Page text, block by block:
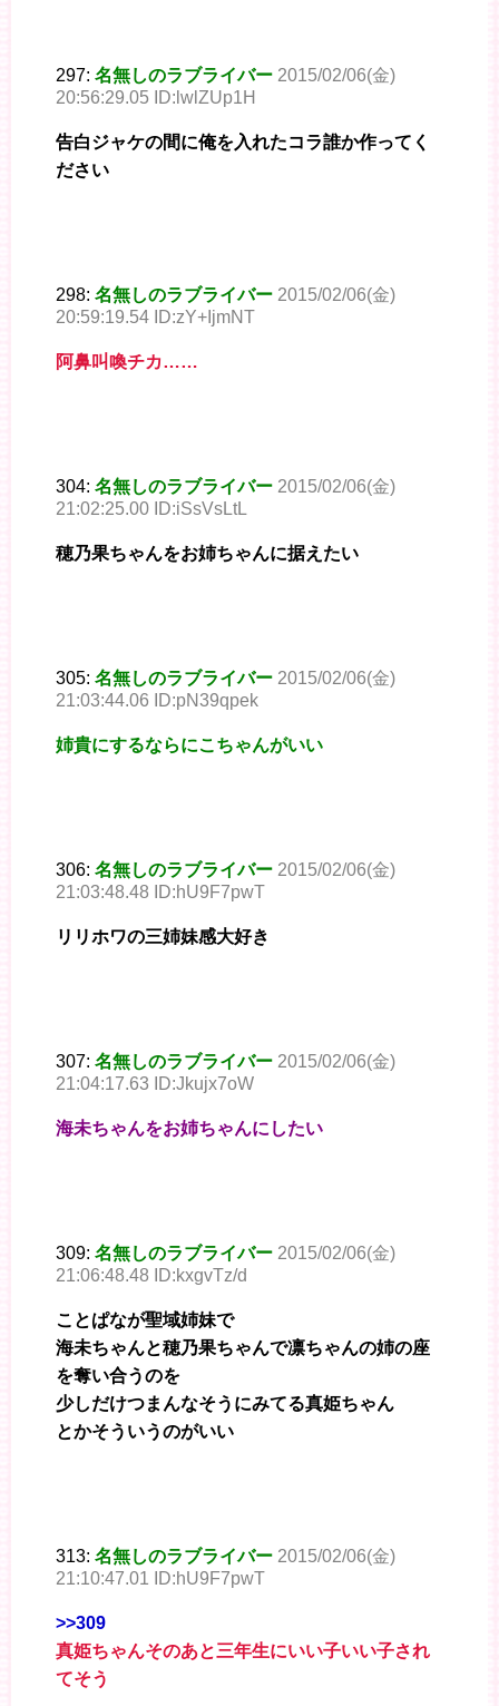
297: 名無しのラブライバー 2015/02/06(金)
20:56:29.05 ID:lwlZUp1H
告白ジャケの間に俺を入れたコラ誰か作ってく
ださい
298: 名無しのラブライバー 2015/02/06(金)
20:59:19.54 ID:zY+IjmNT
阿鼻叫喚チカ……
304: 名無しのラブライバー 2015/02/06(金)
21:02:25.00 ID:iSsVsLtL
穂乃果ちゃんをお姉ちゃんに据えたい
305: 名無しのラブライバー 2015/02/06(金)
21:03:44.06 ID:pN39qpek
姉貴にするならにこちゃんがいい
306: 名無しのラブライバー 2015/02/06(金)
21:03:48.48 ID:hU9F7pwT
リリホワの三姉妹感大好き
307: 名無しのラブライバー 2015/02/06(金)
21:04:17.63 ID:Jkujx7oW
海未ちゃんをお姉ちゃんにしたい
309: 名無しのラブライバー 2015/02/06(金)
21:06:48.48 ID:kxgvTz/d
ことぱなが聖域姉妹で
海未ちゃんと穂乃果ちゃんで凛ちゃんの姉の座
を奪い合うのを
少しだけつまんなそうにみてる真姫ちゃん
とかそういうのがいい
313: 名無しのラブライバー 2015/02/06(金)
21:10:47.01 ID:hU9F7pwT
>>309
真姫ちゃんそのあと三年生にいい子いい子され
てそう